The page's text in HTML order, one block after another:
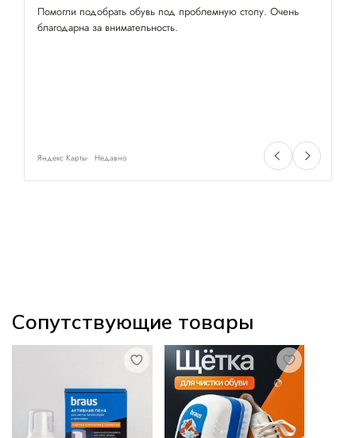
Помогли подобрать обувь под проблемную стопу. Очень
благодарна за внимательность.
Яндекс Карты Недавно
Сопутствующие товары